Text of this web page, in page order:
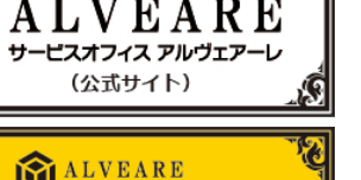
いたま”あんとれすくーる の開催が決定しま
のホームページをご覧ください。
001/005/008/p036060.html
様のお知らせ
お仕事ブックに株式会社テイコク様が掲載